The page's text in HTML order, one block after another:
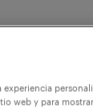
experiencia
web y para